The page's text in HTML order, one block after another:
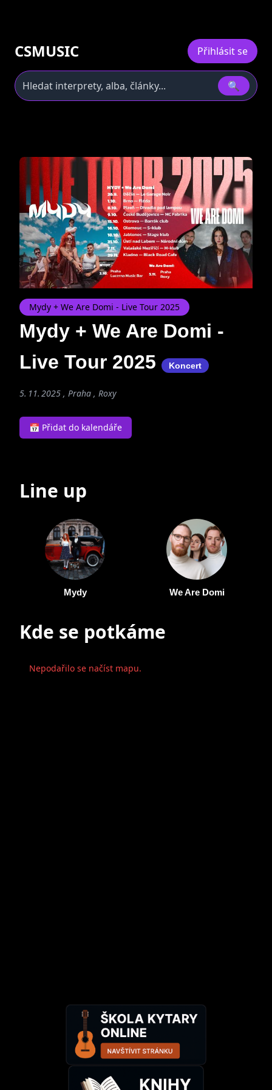
CSMUSIC Přihlásit se
🔍
Mydy + We Are Domi - Live Tour 2025
Mydy + We Are Domi -
Live Tour 2025
Koncert
5. 11. 2025 , Praha , Roxy
📅 Přidat do kalendáře
Line up
Mydy We Are Domi
Kde se potkáme
Nepodařilo se načíst mapu.